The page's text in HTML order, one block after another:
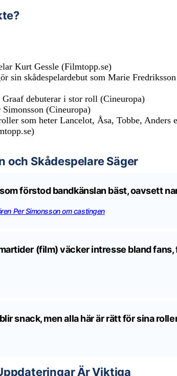
Kurt Gessle (Filmtopp.se)
sin skådespelardebut som Marie Fredriksson
Graaf debuterar i stor roll (Cineuropa)
Simonsson (Cineuropa)
som heter Lancelot, Åsa, Tobbe, Anders
och Skådespelare Säger
förstod bandkänslan bäst, oavsett
Per Simonsson om castingen
(film) väcker intresse bland
snack, men alla här är rätt för sina
Är Viktiga